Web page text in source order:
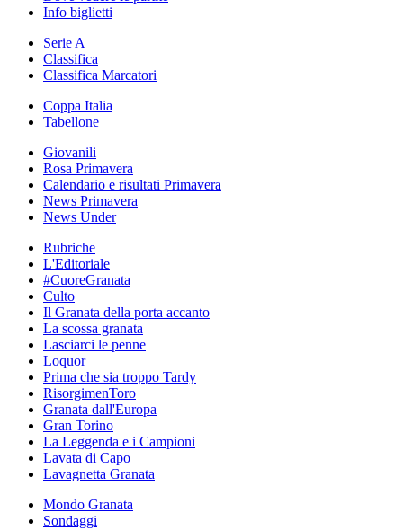
Info biglietti
Serie A
Classifica
Classifica Marcatori
Coppa Italia
Tabellone
Giovanili
Rosa Primavera
Calendario e risultati Primavera
News Primavera
News Under
Rubriche
L'Editoriale
#CuoreGranata
Culto
Il Granata della porta accanto
La scossa granata
Lasciarci le penne
Loquor
Prima che sia troppo Tardy
RisorgimenToro
Granata dall'Europa
Gran Torino
La Leggenda e i Campioni
Lavata di Capo
Lavagnetta Granata
Mondo Granata
Sondaggi